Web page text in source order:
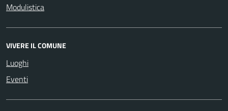
Modulistica
VIVERE IL COMUNE
Luoghi
Eventi